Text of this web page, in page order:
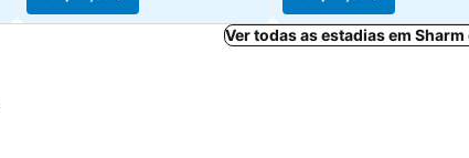
Ver todas as estadias em